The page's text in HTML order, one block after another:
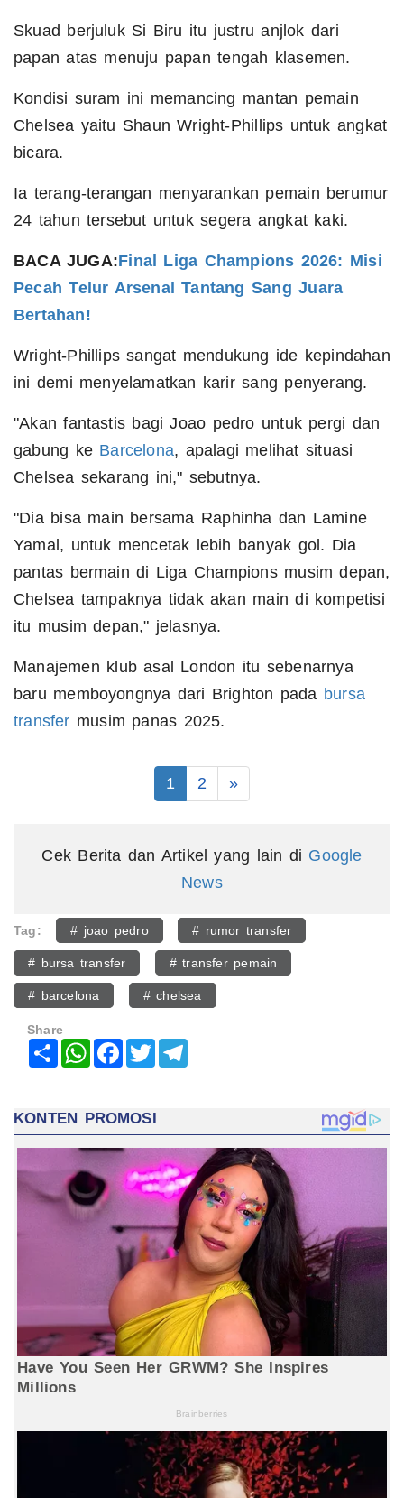
Skuad berjuluk Si Biru itu justru anjlok dari
papan atas menuju papan tengah klasemen.
Kondisi suram ini memancing mantan pemain
Chelsea yaitu Shaun Wright-Phillips untuk angkat
bicara.
Ia terang-terangan menyarankan pemain berumur
24 tahun tersebut untuk segera angkat kaki.
BACA JUGA:Final Liga Champions 2026: Misi
Pecah Telur Arsenal Tantang Sang Juara
Bertahan!
Wright-Phillips sangat mendukung ide kepindahan
ini demi menyelamatkan karir sang penyerang.
"Akan fantastis bagi Joao pedro untuk pergi dan
gabung ke Barcelona, apalagi melihat situasi
Chelsea sekarang ini," sebutnya.
"Dia bisa main bersama Raphinha dan Lamine
Yamal, untuk mencetak lebih banyak gol. Dia
pantas bermain di Liga Champions musim depan,
Chelsea tampaknya tidak akan main di kompetisi
itu musim depan," jelasnya.
Manajemen klub asal London itu sebenarnya
baru memboyongnya dari Brighton pada bursa
transfer musim panas 2025.
1 2 »
Cek Berita dan Artikel yang lain di Google
News
Tag: # joao pedro # rumor transfer
# bursa transfer # transfer pemain
# barcelona # chelsea
Share
Share WhatsAppFacebook
Twitter